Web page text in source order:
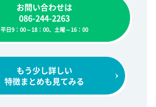
お問い合わせは
086-244-2263
平日9：00～18：00、土曜～16：00
もう少し詳しい
特徴まとめも見てみる